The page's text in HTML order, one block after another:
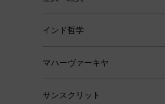
インド哲学
マハーヴァーキヤ
サンスクリット